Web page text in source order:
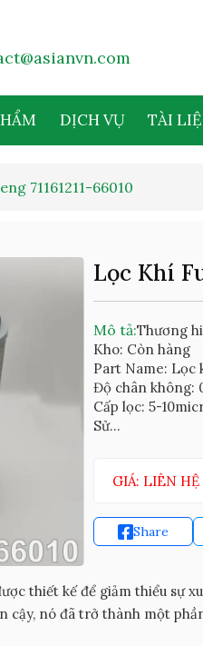
DỊCH VỤ TÀI
71161211-66010
Lọc Khí
Mô tả:Thương
Kho: Còn hàng
Part Name: Lọc
Độ chân không:
Cấp lọc: 5-
Sử...
GIÁ: LIÊN HỆ
Share
thiết kế để giảm thiểu
cậy, nó đã trở thành một